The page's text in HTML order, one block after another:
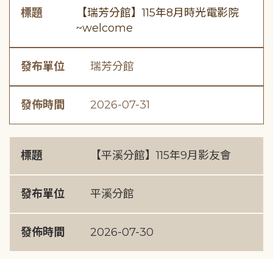
標題
【瑞芳分館】115年8月時光電影院
~welcome
發布單位 瑞芳分館
發佈時間 2026-07-31
標題 【平溪分館】115年9月影友會
發布單位 平溪分館
發佈時間 2026-07-30